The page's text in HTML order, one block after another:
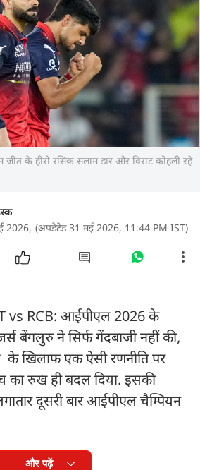
के हीरो रस‍िक सलाम डार और व‍िराट कोहली रहे
2026, (अपडेटेड 31 मई 2026, 11:44 PM IST)
vs RCB: आईपीएल 2026 के
बेंगलुरु ने सिर्फ गेंदबाजी नहीं की,
के खिलाफ एक ऐसी रणनीति पर
रुख ही बदल दिया. इसकी
दूसरी बार आईपीएल चैम्प‍ियन
और पढ़ें